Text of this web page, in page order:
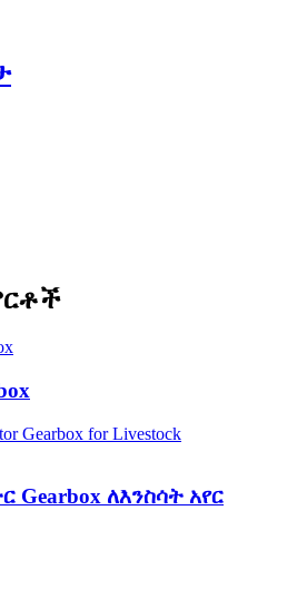
Gearbox ለእንስሳት አየር